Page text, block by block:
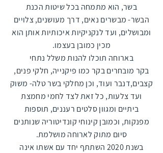
בשר, הוא מתמחה בכל שיטות הכנת
הבשר- מבשרים נאים, דרך מעושנים, צלויים
ומבושלים, ועד לנקניקיות איכותיות אותן הוא
מכין כמובן בעצמו.
בארוחה תוכלו להנות משלל נתחי
בקר מובחרים בקר כמו פיקנייה, חלקי פנים,
קצבים,דנבר ועוד, וכן מחלקי בשר טלה- משוק
ועד צלעות, כל זאת לצד לחמי מחמצת
ביתיים ומגוון סלטים רעננים, תוספות
מפנקות, וכמובן קינוחי קונדיטוריה שנותנים
סיום מתוק לארוחה מושלמת.
בשנת 2020 השתתף יחד עם אשתו אינה